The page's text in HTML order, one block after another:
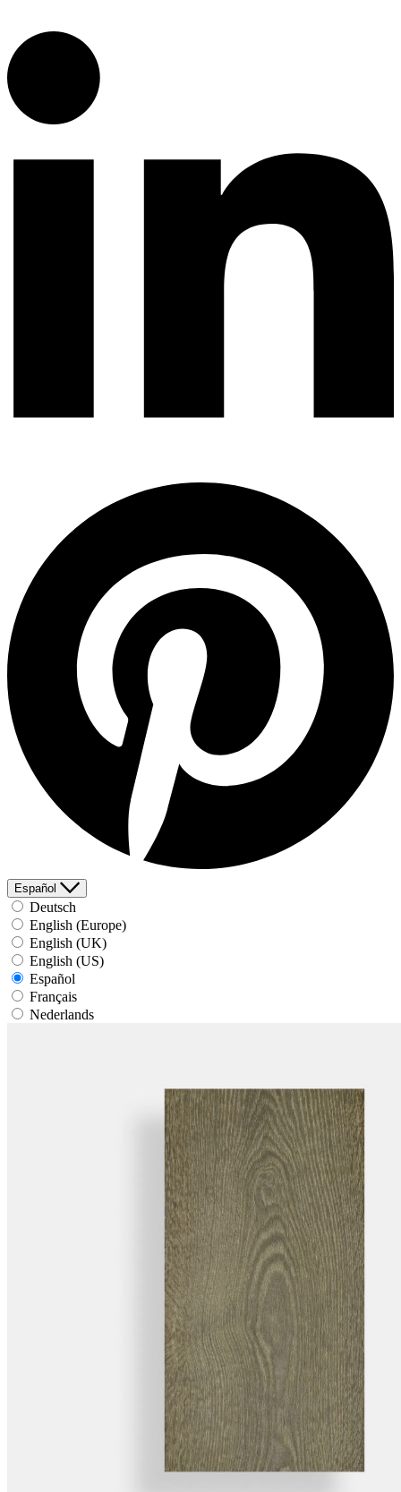
Español
Deutsch
English (Europe)
English (UK)
English (US)
Español
Français
Nederlands